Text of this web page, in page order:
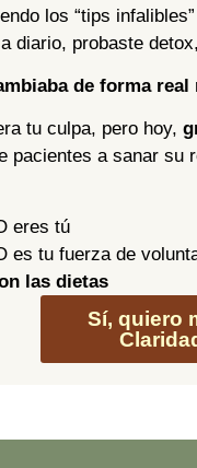
los “tips
diario, probaste
de forma real
tu culpa, pero hoy,
pacientes a sanar su
eres tú
es tu fuerza de
las dietas
Sí, quiero